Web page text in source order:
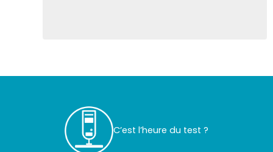
C’est l’heure du test ?